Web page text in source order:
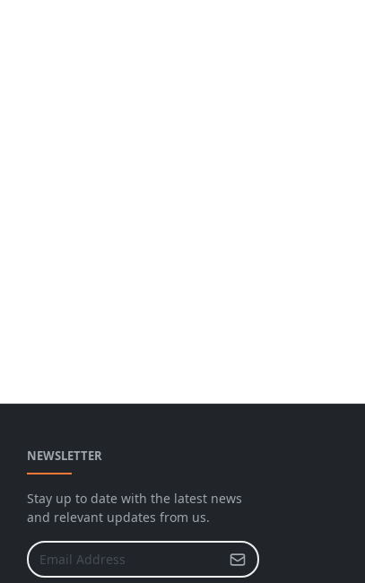
NEWSLETTER
Stay up to date with the latest news
and relevant updates from us.